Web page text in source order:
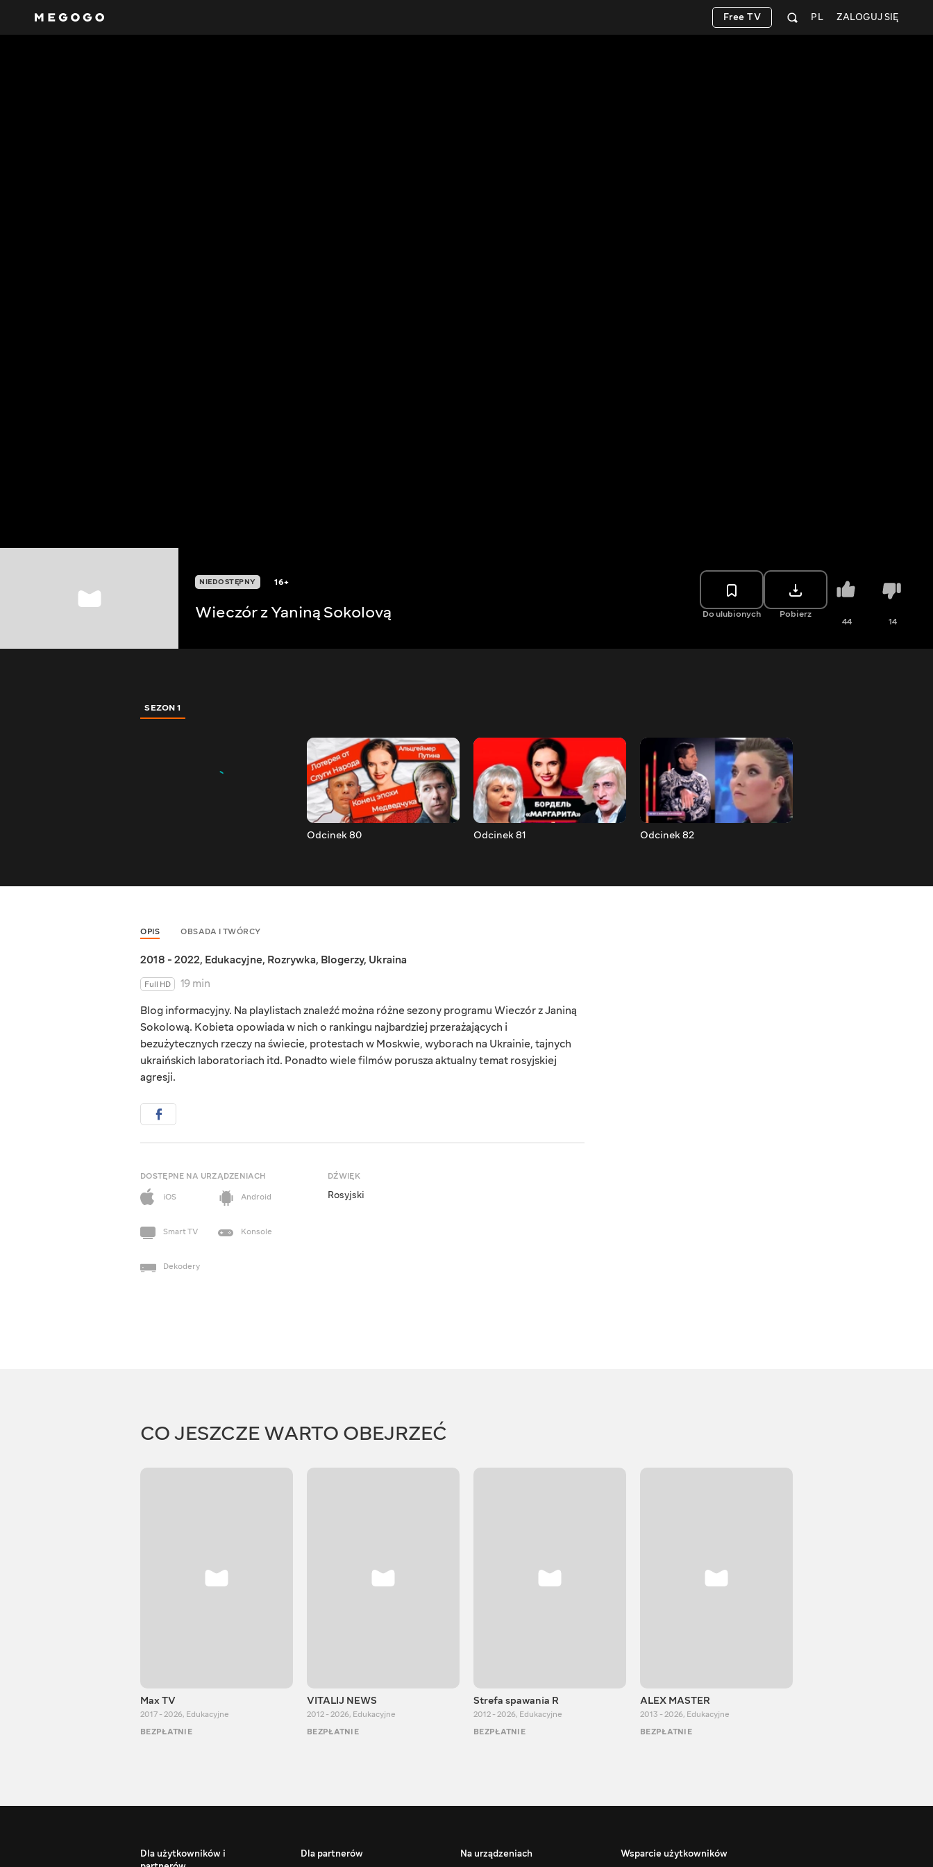
ZALOGUJ SIĘ
PL
Free TV
NIEDOSTĘPNY 16+
Wieczór z Yaniną Sokolovą Do ulubionych Pobierz
44 14
SEZON 1
Odcinek 80 Odcinek 81 Odcinek 82
OPIS OBSADA I TWÓRCY
2018 - 2022, Edukacyjne, Rozrywka, Blogerzy, Ukraina
Full HD
19 min
Blog informacyjny. Na playlistach znaleźć można różne sezony programu Wieczór z Janiną
Sokolową. Kobieta opowiada w nich o rankingu najbardziej przerażających i
bezużytecznych rzeczy na świecie, protestach w Moskwie, wyborach na Ukrainie, tajnych
ukraińskich laboratoriach itd. Ponadto wiele filmów porusza aktualny temat rosyjskiej
agresji.
DOSTĘPNE NA URZĄDZENIACH
iOS
Android
Smart TV Konsole
Dekodery
DŹWIĘK
Rosyjski
CO JESZCZE WARTO OBEJRZEĆ
Max TV
2017 - 2026, Edukacyjne
BEZPŁATNIE
VITALIJ NEWS
2012 - 2026, Edukacyjne
BEZPŁATNIE
Strefa spawania R
2012 - 2026, Edukacyjne
BEZPŁATNIE
ALEX MASTER
2013 - 2026, Edukacyjne
BEZPŁATNIE
Dla użytkowników i
Dla partnerów Na urządzeniach Wsparcie użytkowników